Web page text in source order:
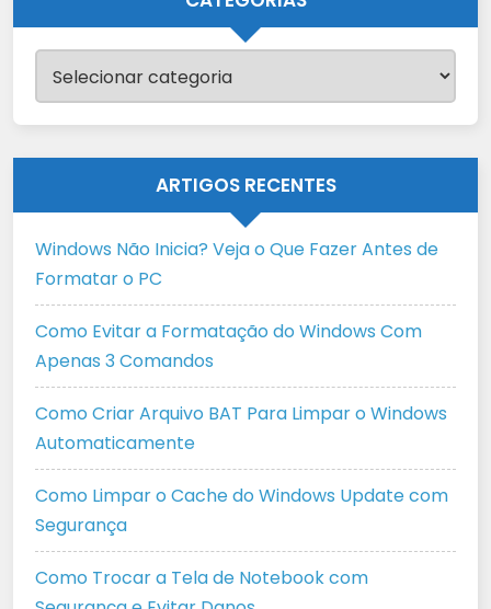
ARTIGOS RECENTES
Windows Não Inicia? Veja o Que Fazer Antes de
Formatar o PC
Como Evitar a Formatação do Windows Com
Apenas 3 Comandos
Como Criar Arquivo BAT Para Limpar o Windows
Automaticamente
Como Limpar o Cache do Windows Update com
Segurança
Como Trocar a Tela de Notebook com